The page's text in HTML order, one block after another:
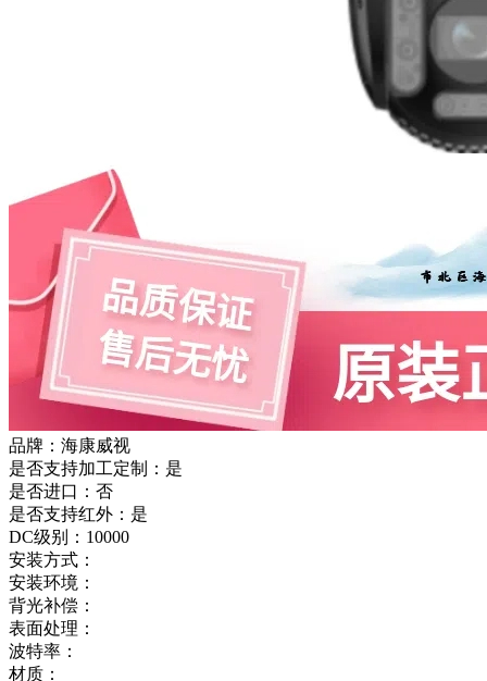
品牌：海康威视
是否支持加工定制：是
是否进口：否
是否支持红外：是
DC级别：10000
安装方式：
安装环境：
背光补偿：
表面处理：
波特率：
材质：